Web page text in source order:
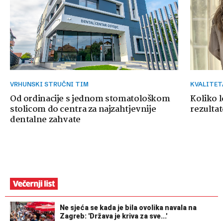
VRHUNSKI STRUČNI TIM
Od ordinacije s jednom stomatološkom
stolicom do centra za najzahtjevnije
dentalne zahvate
Koliko